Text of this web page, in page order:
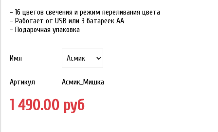
- 16 цветов свечения и режим переливания цвета
- Работает от USB или 3 батареек АА
- Подарочная упаковка
Имя
Артикул Асмик_Мишка
1 490.00 руб